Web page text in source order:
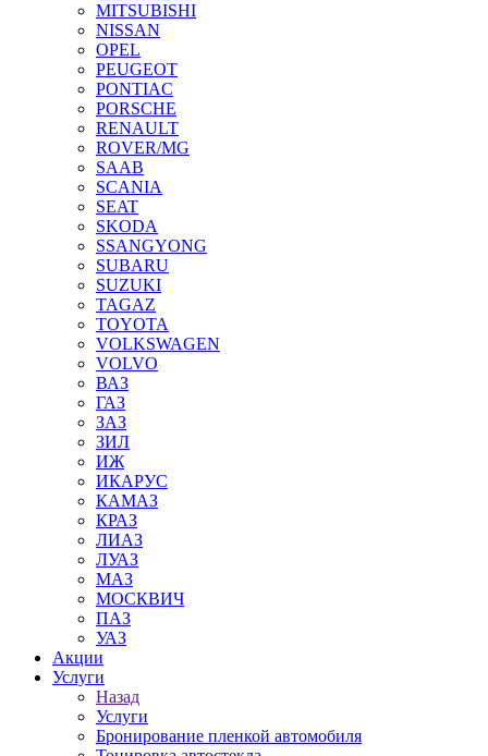
MITSUBISHI
NISSAN
OPEL
PEUGEOT
PONTIAC
PORSCHE
RENAULT
ROVER/MG
SAAB
SCANIA
SEAT
SKODA
SSANGYONG
SUBARU
SUZUKI
TAGAZ
TOYOTA
VOLKSWAGEN
VOLVO
ВАЗ
ГАЗ
ЗАЗ
ЗИЛ
ИЖ
ИКАРУС
КАМАЗ
КРАЗ
ЛИАЗ
ЛУАЗ
МАЗ
МОСКВИЧ
ПАЗ
УАЗ
Акции
Услуги
Назад
Услуги
Бронирование пленкой автомобиля